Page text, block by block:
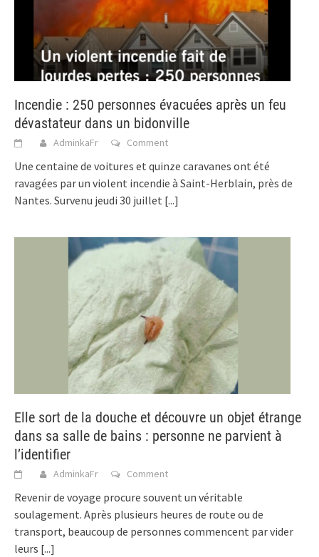
Incendie : 250 personnes évacuées après un feu
dévastateur dans un bidonville
AdminkaFr Comment
Une centaine de voitures et quinze caravanes ont été
ravagées par un violent incendie à Saint-Herblain, près de
Nantes. Survenu jeudi 30 juillet [...]
Elle sort de la douche et découvre un objet étrange
dans sa salle de bains : personne ne parvient à
l’identifier
AdminkaFr Comment
Revenir de voyage procure souvent un véritable
soulagement. Après plusieurs heures de route ou de
transport, beaucoup de personnes commencent par vider
leurs [...]